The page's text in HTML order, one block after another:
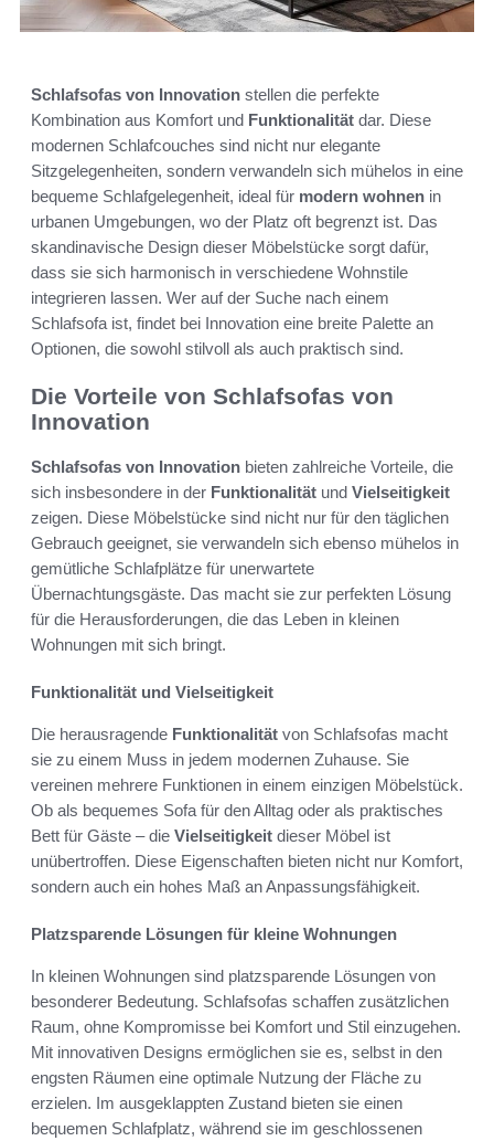
Schlafsofas von Innovation stellen die perfekte
Kombination aus Komfort und Funktionalität dar. Diese
modernen Schlafcouches sind nicht nur elegante
Sitzgelegenheiten, sondern verwandeln sich mühelos in eine
bequeme Schlafgelegenheit, ideal für modern wohnen in
urbanen Umgebungen, wo der Platz oft begrenzt ist. Das
skandinavische Design dieser Möbelstücke sorgt dafür,
dass sie sich harmonisch in verschiedene Wohnstile
integrieren lassen. Wer auf der Suche nach einem
Schlafsofa ist, findet bei Innovation eine breite Palette an
Optionen, die sowohl stilvoll als auch praktisch sind.
Die Vorteile von Schlafsofas von
Innovation
Schlafsofas von Innovation bieten zahlreiche Vorteile, die
sich insbesondere in der Funktionalität und Vielseitigkeit
zeigen. Diese Möbelstücke sind nicht nur für den täglichen
Gebrauch geeignet, sie verwandeln sich ebenso mühelos in
gemütliche Schlafplätze für unerwartete
Übernachtungsgäste. Das macht sie zur perfekten Lösung
für die Herausforderungen, die das Leben in kleinen
Wohnungen mit sich bringt.
Funktionalität und Vielseitigkeit
Die herausragende Funktionalität von Schlafsofas macht
sie zu einem Muss in jedem modernen Zuhause. Sie
vereinen mehrere Funktionen in einem einzigen Möbelstück.
Ob als bequemes Sofa für den Alltag oder als praktisches
Bett für Gäste – die Vielseitigkeit dieser Möbel ist
unübertroffen. Diese Eigenschaften bieten nicht nur Komfort,
sondern auch ein hohes Maß an Anpassungsfähigkeit.
Platzsparende Lösungen für kleine Wohnungen
In kleinen Wohnungen sind platzsparende Lösungen von
besonderer Bedeutung. Schlafsofas schaffen zusätzlichen
Raum, ohne Kompromisse bei Komfort und Stil einzugehen.
Mit innovativen Designs ermöglichen sie es, selbst in den
engsten Räumen eine optimale Nutzung der Fläche zu
erzielen. Im ausgeklappten Zustand bieten sie einen
bequemen Schlafplatz, während sie im geschlossenen